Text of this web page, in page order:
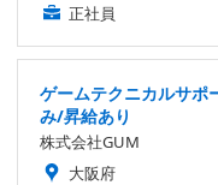
正社員
ゲームテクニカルサ
み/昇給あり
株式会社GUM
大阪府